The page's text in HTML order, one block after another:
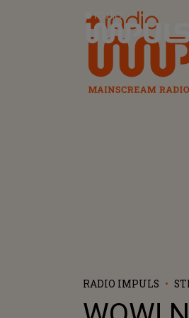
Radio Impuls
RADIO IMPULS